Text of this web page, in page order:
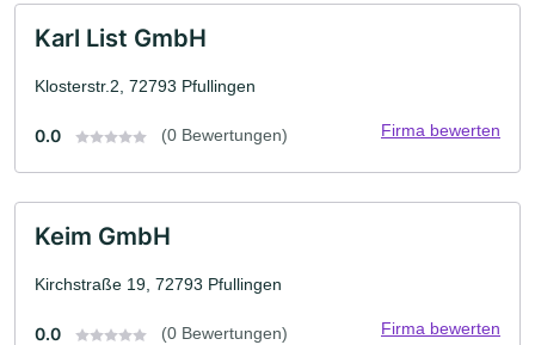
Karl List GmbH
Klosterstr.2, 72793 Pfullingen
0.0 (0 Bewertungen) Firma bewerten
Keim GmbH
Kirchstraße 19, 72793 Pfullingen
0.0 (0 Bewertungen) Firma bewerten